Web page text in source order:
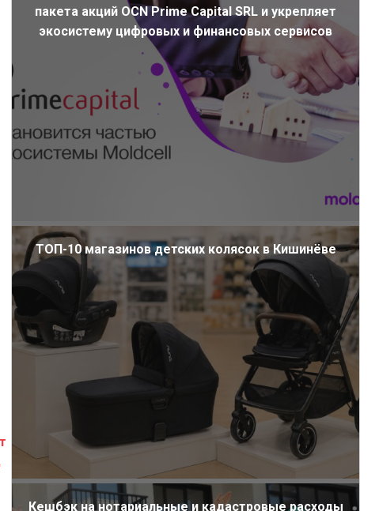
пакета акций OCN Prime Capital SRL и укрепляет
экосистему цифровых и финансовых сервисов
ТОП-10 магазинов детских колясок в Кишинёве
Кешбэк на нотариальные и кадастровые расходы